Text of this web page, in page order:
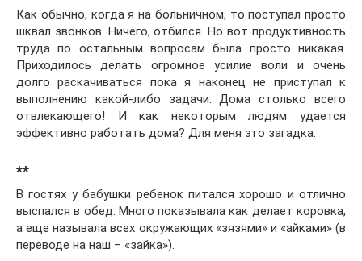
Как обычно, когда я на больничном, то поступал просто
шквал звонков. Ничего, отбился. Но вот продуктивность
труда по остальным вопросам была просто никакая.
Приходилось делать огромное усилие воли и очень
долго раскачиваться пока я наконец не приступал к
выполнению какой-либо задачи. Дома столько всего
отвлекающего! И как некоторым людям удается
эффективно работать дома? Для меня это загадка.
**
В гостях у бабушки ребенок питался хорошо и отлично
выспался в обед. Много показывала как делает коровка,
а еще называла всех окружающих «зязями» и «айками» (в
переводе на наш – «зайка»).